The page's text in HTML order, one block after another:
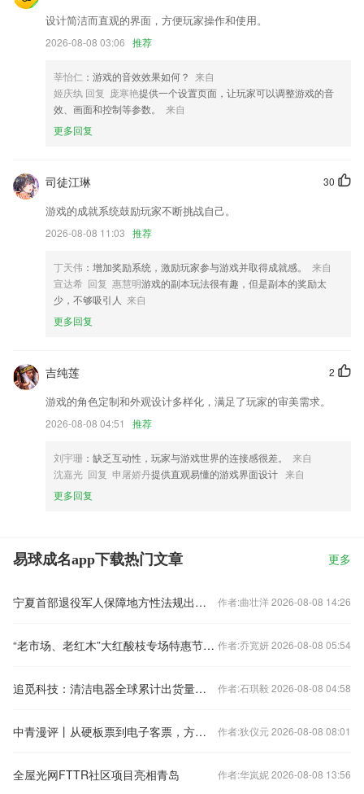
游戏推荐大升级！好看更好玩！
以上就是天博体育官方平台入口的介绍，如果您喜欢这款软件，您可以到
应用商店进行打分评论，说出您的使用经历，以帮助我们更好的对产品进
行优化修改。
【关于我们】增加产品介绍，全面展现平台服务能力；
优化区县频道相关功能
优化国际机票查询
联系我们
商店进行打分评论，说出您的使用经历，以帮助我们更好的对产品进行优
设计简洁而直观的界面，方便玩家操作和使用。
2026-08-08 03:06 推荐
莘怡仁 ：游戏的音效效果如何？ 来自
姬庆纨 回复 庞寒艳提供一个设置页面，让玩家可以调整游戏的音
效、画面和控制等参数。
来自
更多回复
30
司徒江琳
游戏的成就系统鼓励玩家不断挑战自己。
2026-08-08 11:03 推荐
丁天伟 ：增加奖励系统，激励玩家参与游戏并取得成就感。
来自
宣达希 回复 惠慧明游戏的副本玩法很有趣，但是副本的奖励太
少，不够吸引人 来自
更多回复
2
吉纯莲
游戏的角色定制和外观设计多样化，满足了玩家的审美需求。
2026-08-08 04:51 推荐
刘宇珊 ：缺乏互动性，玩家与游戏世界的连接感很差。
来自
沈嘉光 回复 申屠娇丹提供直观易懂的游戏界面设计 来自
更多回复
易球成名app下载热门文章 更多
宁夏首部退役军人保障地方性法规出台9月1日起施行 作者:曲壮洋 2026-08-08 14:26
“老市场、老红木”大红酸枝专场特惠节活动即将盛大开启 作者:乔宽妍 2026-08-08 05:54
追觅科技：清洁电器全球累计出货量超4000万台 作者:石琪毅 2026-08-08 04:58
中青漫评丨从硬板票到电子客票，方寸之间看流动中国 作者:狄仪元 2026-08-08 08:01
全屋光网FTTR社区项目亮相青岛 作者:华岚妮 2026-08-08 13:56